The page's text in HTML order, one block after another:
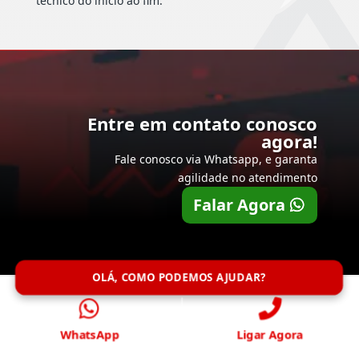
Entre em contato conosco
agora!
Fale conosco via Whatsapp, e garanta
agilidade no atendimento
Falar Agora
OLÁ, COMO PODEMOS AJUDAR?
WhatsApp Ligar Agora